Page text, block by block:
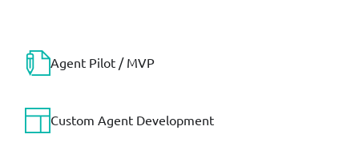
Agent Pilot / MVP
Custom Agent Development